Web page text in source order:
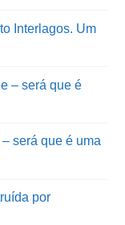
Interlagos. Um
– será que é
será que é uma
por